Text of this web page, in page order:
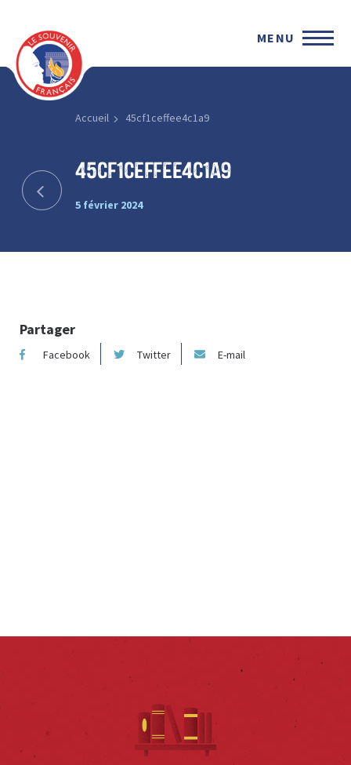
MENU
Accueil 45cf1ceffee4c1a9
45cf1ceffee4c1a9
5 février 2024
Partager
Facebook Twitter E-mail